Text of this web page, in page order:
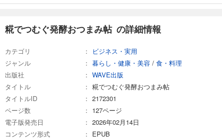
糀でつむぐ発酵おつまみ帖 の詳細情報
カテゴリ
ビジネス・実用
ジャンル
暮らし・健康・美容 / 食・料理
出版社
WAVE出版
タイトル
糀でつむぐ発酵おつまみ帖
タイトルID
2172301
ページ数
127ページ
電子版発売日
2026年02月14日
コンテンツ形式
EPUB